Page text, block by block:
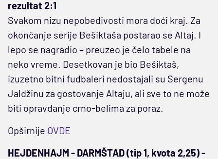
rezultat 2:1
Svakom nizu nepobedivosti mora doći kraj. Za
okončanje serije Bešiktaša postarao se Altaj. I
lepo se nagradio – preuzeo je čelo tabele na
neko vreme. Desetkovan je bio Bešiktaš,
izuzetno bitni fudbaleri nedostajali su Sergenu
Jaldžinu za gostovanje Altaju, ali sve to ne može
biti opravdanje crno-belima za poraz.
Opširnije OVDE
HEJDENHAJM - DARMŠTAD (tip 1, kvota 2,25) -